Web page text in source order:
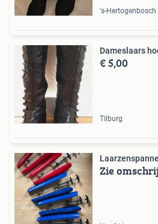
's-Hertogenbosch
Dameslaars
€ 5,00
Tilburg
Zie